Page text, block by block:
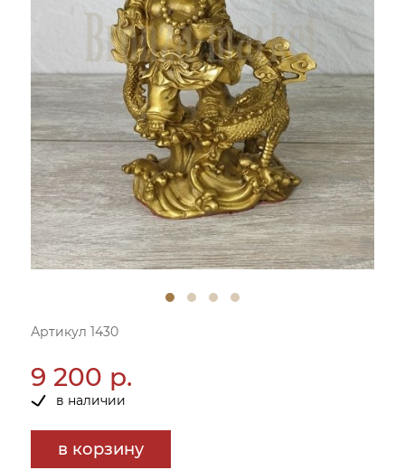
Артикул 1430
9 200 р.
в наличии
в корзину